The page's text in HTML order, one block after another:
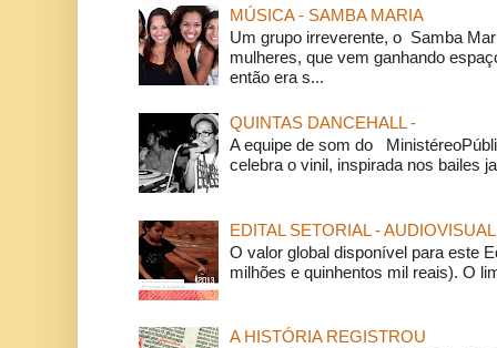
MÚSICA - SAMBA MARIA
Um grupo irreverente, o Samba
mulheres, que vem ganhando
então era s...
QUINTAS DANCEHALL -
A equipe de som do
celebra o vinil, inspirada nos bailes
EDITAL SETORIAL - AUDIOVISUAL
O valor global disponível para este
milhões e quinhentos mil reais). O
A HISTÓRIA REGISTROU